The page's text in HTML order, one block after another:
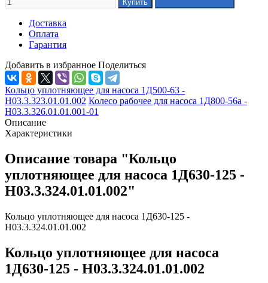
Доставка
Оплата
Гарантия
Добавить в избранное Поделиться
Кольцо уплотняющее для насоса 1Д500-63 -
Н03.3.323.01.01.002 Колесо рабочее для насоса 1Д800-56а -
Н03.3.326.01.01.001-01
Описание
Характеристики
Описание товара "Кольцо
уплотняющее для насоса 1Д630-125 -
Н03.3.324.01.01.002"
Кольцо уплотняющее для насоса 1Д630-125 -
Н03.3.324.01.01.002
Кольцо уплотняющее для насоса
1Д630-125 - Н03.3.324.01.01.002